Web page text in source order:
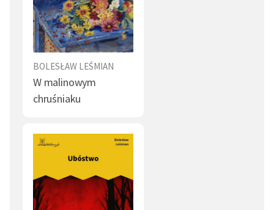
BOLESŁAW LEŚMIAN
W malinowym
chruśniaku